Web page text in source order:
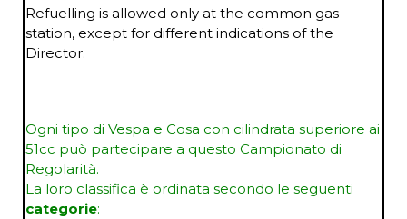
Refuelling is allowed only at the common gas
station, except for different indications of the
Director.
Ogni tipo di Vespa e Cosa con cilindrata superiore ai
51cc può partecipare a questo Campionato di
Regolarità.
La loro classifica è ordinata secondo le seguenti
categorie: